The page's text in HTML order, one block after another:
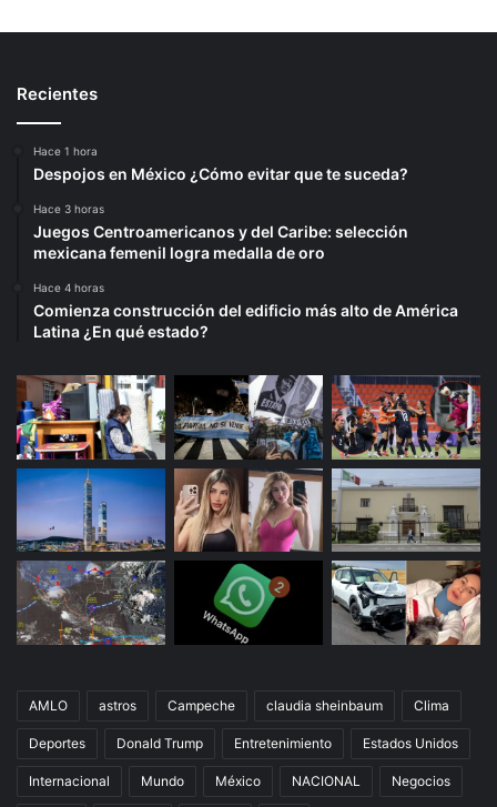
Recientes
Hace 1 hora
Despojos en México ¿Cómo evitar que te suceda?
Hace 3 horas
Juegos Centroamericanos y del Caribe: selección
mexicana femenil logra medalla de oro
Hace 4 horas
Comienza construcción del edificio más alto de América
Latina ¿En qué estado?
AMLO astros Campeche claudia sheinbaum Clima
Deportes Donald Trump Entretenimiento Estados Unidos
Internacional Mundo México NACIONAL Negocios